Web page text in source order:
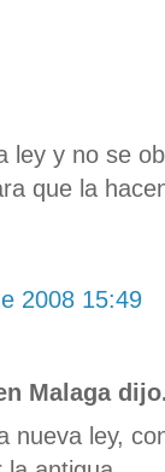
ley y no se
que la
2008 15:49
Malaga
nueva ley,